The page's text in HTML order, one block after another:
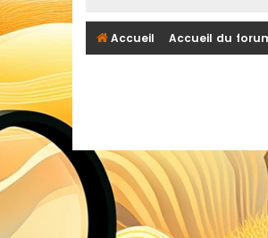
Accueil Accueil du